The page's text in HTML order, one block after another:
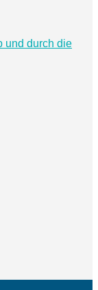
und durch die